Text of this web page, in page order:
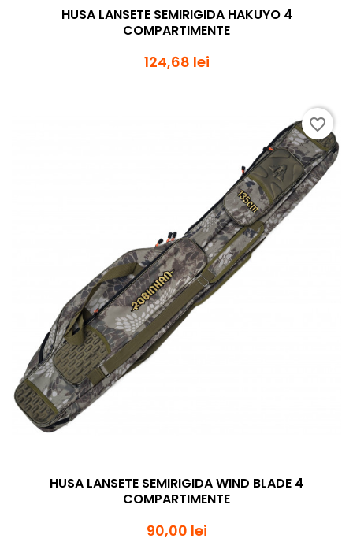
HUSA LANSETE SEMIRIGIDA HAKUYO 4
COMPARTIMENTE
124,68 lei
HUSA LANSETE SEMIRIGIDA WIND BLADE 4
COMPARTIMENTE
90,00 lei
favorite_border